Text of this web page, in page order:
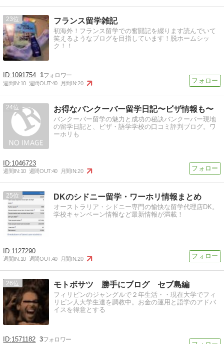
23 フランス留学雑記
初海外！フランス留学での奮闘記を綴ります読んでいて
笑えるようなブログを目指しています！脱ホームシッ
ク！！
1091754 1
週間IN:10 週間OUT:40 月間IN:20
24 お得なバンクーバー留学日記〜ビザ情報も〜
バンクーバー留学の魅力と成功の秘訣バンクーバー現地
の留学日記と、ビザ・語学学校の口コミ評判ブログ。ワ
ーホリも
1046723
週間IN:10 週間OUT:40 月間IN:20
25 DKのシドニー留学・ワーホリ情報まとめ
オーストラリア・シドニー専門の愉快な留学代理店DK。
学校キャンペーン情報など最新情報が満載！
1127290
週間IN:10 週間OUT:40 月間IN:20
26 モトボサツ 勝手にブログ セブ島編
フィリピンのジャングルで２年生活・・現在大学でフィ
リピン人大学生達を調教中。お金の運用と語学のアドバ
イスを得意とする
1571182 3